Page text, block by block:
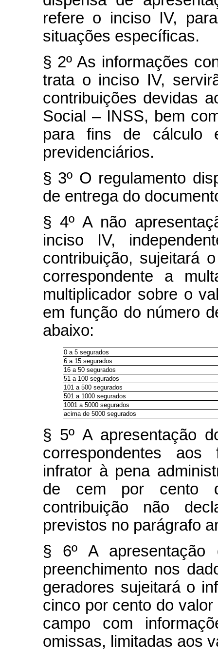
refere o inciso IV,
situações específicas.
§ 2º As informações
trata o inciso IV,
contribuições devidas
Social – INSS, bem
para fins de cálculo
previdenciários.
§ 3º O regulamento
de entrega do
§ 4º A não
inciso IV,
contribuição, sujeitará
correspondente a
multiplicador sobre o
em função do número
abaixo:
0 a 5 segurados
6 a 15 segurados
16 a 50 segurados
51 a 100 segurados
101 a 500 segurados
501 a 1000 segurados
1001 a 5000 segurados
acima de 5000 segurados
§ 5º A apresentação
correspondentes
infrator à pena
de cem por cento
contribuição não
previstos no parágrafo
§ 6º A
preenchimento nos
geradores sujeitará o
cinco por cento do
campo com
omissas, limitadas aos